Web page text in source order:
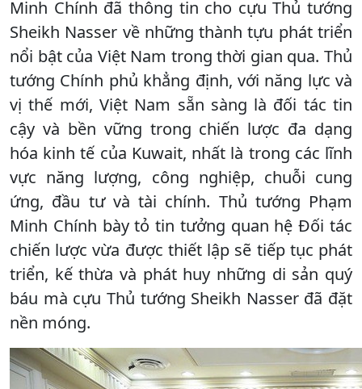
Minh Chính đã thông tin cho cựu Thủ tướng
Sheikh Nasser về những thành tựu phát triển
nổi bật của Việt Nam trong thời gian qua. Thủ
tướng Chính phủ khẳng định, với năng lực và
vị thế mới, Việt Nam sẵn sàng là đối tác tin
cậy và bền vững trong chiến lược đa dạng
hóa kinh tế của Kuwait, nhất là trong các lĩnh
vực năng lượng, công nghiệp, chuỗi cung
ứng, đầu tư và tài chính. Thủ tướng Phạm
Minh Chính bày tỏ tin tưởng quan hệ Đối tác
chiến lược vừa được thiết lập sẽ tiếp tục phát
triển, kế thừa và phát huy những di sản quý
báu mà cựu Thủ tướng Sheikh Nasser đã đặt
nền móng.